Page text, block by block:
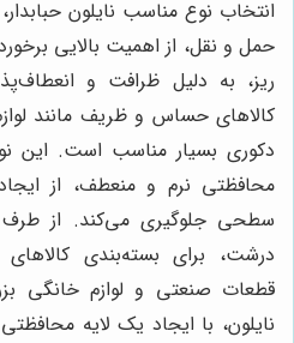
انتخاب نوع مناسب نایلون
حمل و نقل، از اهمیت بالایی
ریز، به دلیل ظرافت و
کالاهای حساس و ظریف مانند
دکوری بسیار مناسب است. این
محافظتی نرم و منعطف، از
سطحی جلوگیری می‌کند. از طرف
درشت، برای بسته‌بندی کالاهای
قطعات صنعتی و لوازم خانگی
نایلون، با ایجاد یک لایه